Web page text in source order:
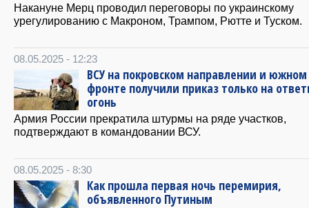
Накануне Мерц проводил переговоры по украинскому
урегулированию с Макроном, Трампом, Рютте и Туском.
08.05.2025 - 12:23
ВСУ на покровском направлении и южном
фронте получили приказ только на
огонь
Армия России прекратила штурмы на ряде участков,
подтверждают в командовании ВСУ.
08.05.2025 - 8:30
Как прошла первая ночь перемирия,
объявленного Путиным